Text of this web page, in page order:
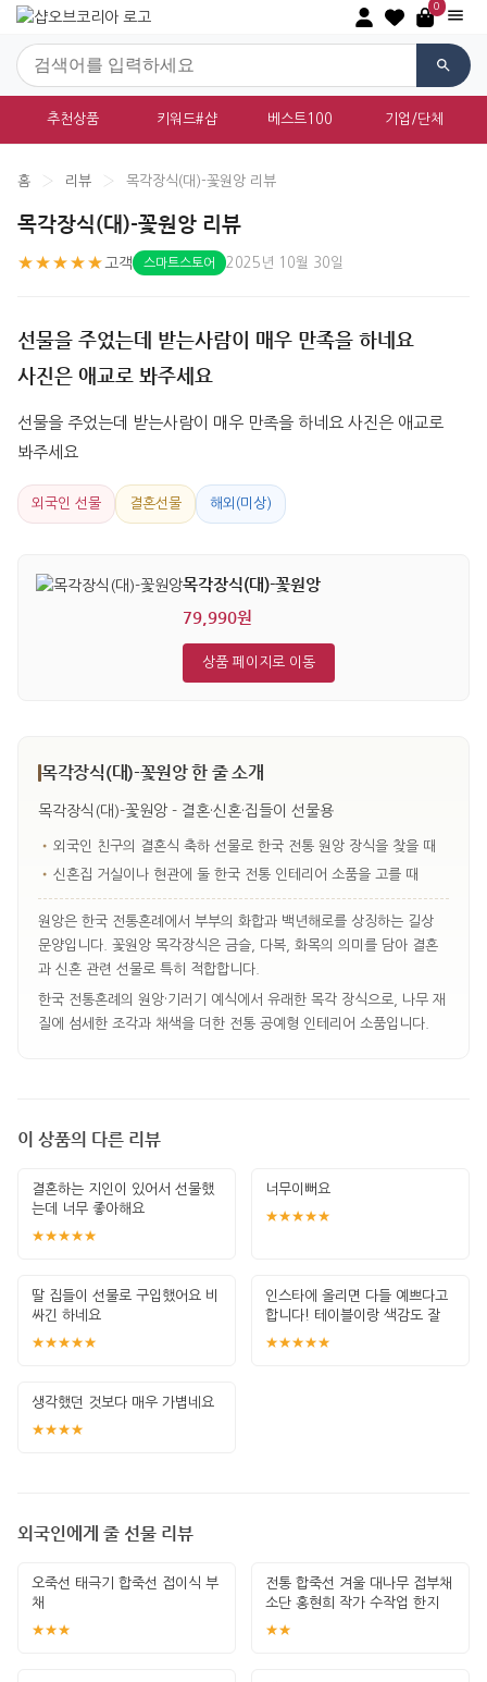
0
추천상품 키워드#샵 베스트100 기업/단체
홈 › 리뷰 › 목각장식(대)-꽃원앙 리뷰
목각장식(대)-꽃원앙 리뷰
★★★★★ 고객 스마트스토어 2025년 10월 30일
선물을 주었는데 받는사람이 매우 만족을 하네요
사진은 애교로 봐주세요
선물을 주었는데 받는사람이 매우 만족을 하네요 사진은 애교로
봐주세요
외국인 선물 결혼선물 해외(미상)
목각장식(대)-꽃원앙
79,990원
상품 페이지로 이동
목각장식(대)-꽃원앙 한 줄 소개
목각장식(대)-꽃원앙 - 결혼·신혼·집들이 선물용
• 외국인 친구의 결혼식 축하 선물로 한국 전통 원앙 장식을 찾을 때
• 신혼집 거실이나 현관에 둘 한국 전통 인테리어 소품을 고를 때
원앙은 한국 전통혼례에서 부부의 화합과 백년해로를 상징하는 길상
문양입니다. 꽃원앙 목각장식은 금슬, 다복, 화목의 의미를 담아 결혼
과 신혼 관련 선물로 특히 적합합니다.
한국 전통혼례의 원앙·기러기 예식에서 유래한 목각 장식으로, 나무 재
질에 섬세한 조각과 채색을 더한 전통 공예형 인테리어 소품입니다.
이 상품의 다른 리뷰
결혼하는 지인이 있어서 선물했
는데 너무 좋아해요
★★★★★
너무이뻐요
★★★★★
딸 집들이 선물로 구입했어요 비
싸긴 하네요
★★★★★
인스타에 올리면 다들 예쁘다고
합니다! 테이블이랑 색감도 잘
맞고 섬세하
★★★★★
생각했던 것보다 매우 가볍네요
★★★★
외국인에게 줄 선물 리뷰
오죽선 태극기 합죽선 접이식 부
채
★★★
전통 합죽선 겨울 대나무 접부채
소단 홍현희 작가 수작업 한지
그림 고급
★★